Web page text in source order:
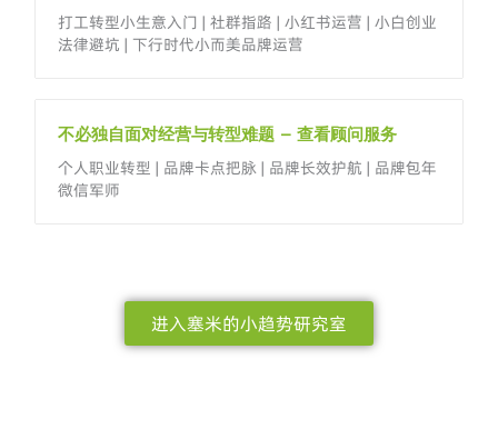
打工转型小生意入门 | 社群指路 | 小红书运营 | 小白创业
法律避坑 | 下行时代小而美品牌运营
不必独自面对经营与转型难题 – 查看顾问服务
个人职业转型 | 品牌卡点把脉 | 品牌长效护航 | 品牌包年
微信军师
进入塞米的小趋势研究室